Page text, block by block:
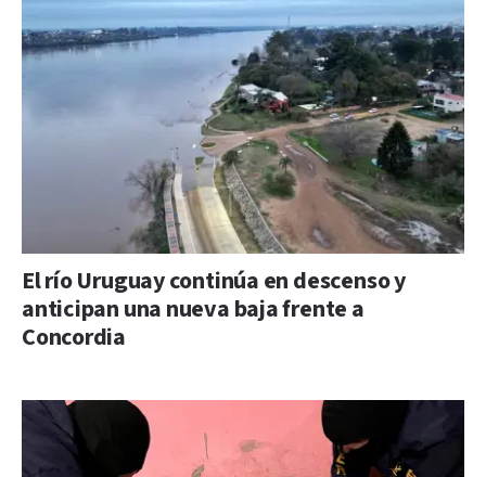
El río Uruguay continúa en descenso y
anticipan una nueva baja frente a
Concordia